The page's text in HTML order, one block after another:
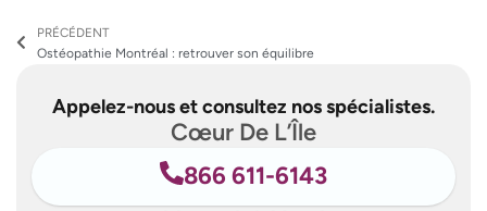
PRÉCÉDENT
Ostéopathie Montréal : retrouver son équilibre
Appelez-nous et consultez nos spécialistes.
Cœur De L’Île
866 611-6143